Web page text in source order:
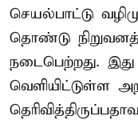
செயல்பாட்டு
தொண்டு
நடைபெற்றது.
வெளியிட்டுள்ள